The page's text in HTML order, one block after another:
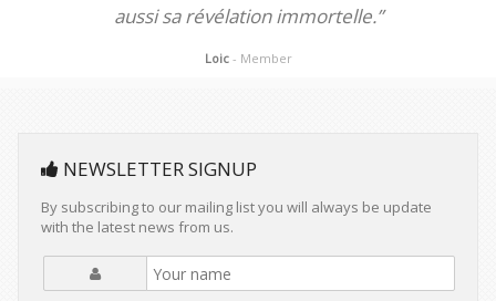
aussi sa révélation immortelle.”
Loic - Member
NEWSLETTER SIGNUP
By subscribing to our mailing list you will always be update
with the latest news from us.